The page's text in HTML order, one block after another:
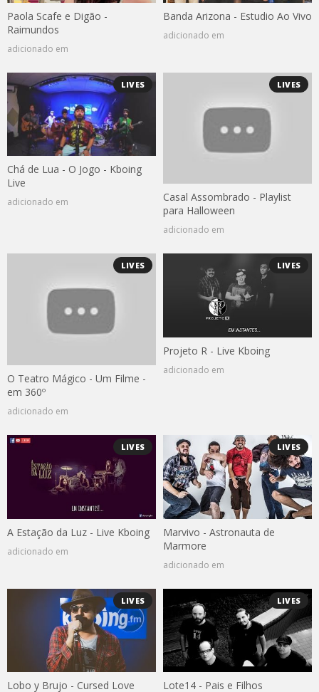
Paola Scafe e Digão -
Raimundos
adicionado em
Banda Arizona - Estudio Ao Vivo
adicionado em
LIVES
Chá de Lua - O Jogo - Kboing
Live
adicionado em
LIVES
Casal Assombrado - Playlist
para Halloween
adicionado em
LIVES
O Teatro Mágico - Um Filme -
em 360º
adicionado em
LIVES
Projeto R - Live Kboing
adicionado em
LIVES
A Estação da Luz - Live Kboing
adicionado em
LIVES
Marvivo - Astronauta de
Marmore
adicionado em
LIVES
Lobo y Brujo - Cursed Love
LIVES
Lote14 - Pais e Filhos